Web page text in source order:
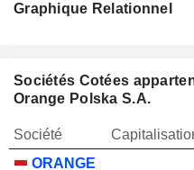
Graphique Relationnel
Sociétés Cotées
Orange Polska S.A.
Société
ORANGE